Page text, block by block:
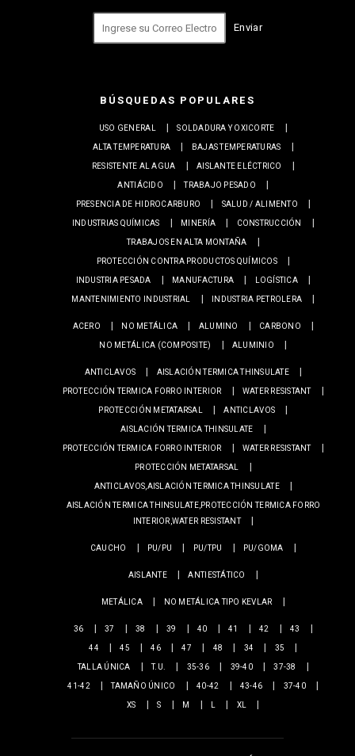
Enviar
BÚSQUEDAS POPULARES
USO GENERAL
SOLDADURA Y OXICORTE
ALTA TEMPERATURA
BAJAS TEMPERATURAS
RESISTENTE AL AGUA
AISLANTE ELÉCTRICO
ANTIÁCIDO
TRABAJO PESADO
PRESENCIA DE HIDROCARBURO
SALUD / ALIMENTO
INDUSTRIAS QUÍMICAS
MINERÍA
CONSTRUCCIÓN
TRABAJOS EN ALTA MONTAÑA
PROTECCIÓN CONTRA PRODUCTOS QUÍMICOS
INDUSTRIA PESADA
MANUFACTURA
LOGÍSTICA
MANTENIMIENTO INDUSTRIAL
INDUSTRIA PETROLERA
ACERO NO METÁLICA ALUMINO
CARBONO
NO METÁLICA (COMPOSITE)
ALUMINIO
ANTICLAVOS
AISLACIÓN TERMICA THINSULATE
PROTECCIÓN TERMICA FORRO INTERIOR
WATER RESISTANT
PROTECCIÓN METATARSAL
ANTICLAVOS
AISLACIÓN TERMICA THINSULATE
PROTECCIÓN TERMICA FORRO INTERIOR
WATER RESISTANT
PROTECCIÓN METATARSAL
ANTICLAVOS,AISLACIÓN TERMICA THINSULATE
AISLACIÓN TERMICA THINSULATE,PROTECCIÓN TERMICA FORRO
INTERIOR,WATER RESISTANT
CAUCHO PU/PU PU/TPU PU/GOMA
AISLANTE ANTIESTÁTICO
METÁLICA NO METÁLICA TIPO KEVLAR
36 37 38 39 40 41 42
43
44
45 46 47 48 34
35
TALLA ÚNICA
T.U. 35-36 39-40
37-38
41-42
TAMAÑO ÚNICO 40-42 43-46
37-40
XS
S M L XL